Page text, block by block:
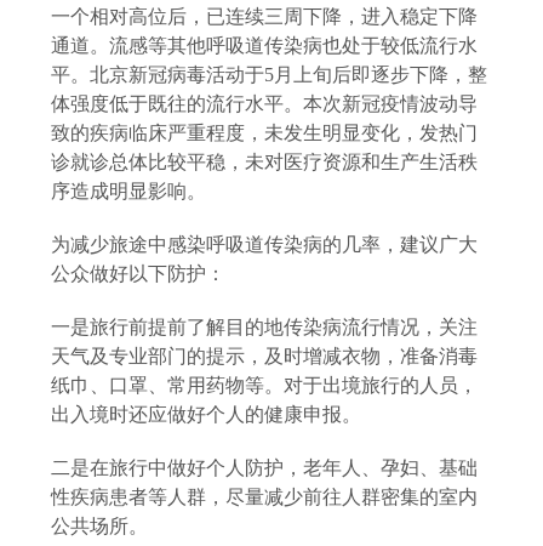
一个相对高位后，已连续三周下降，进入稳定下降
通道。流感等其他呼吸道传染病也处于较低流行水
平。北京新冠病毒活动于5月上旬后即逐步下降，整
体强度低于既往的流行水平。本次新冠疫情波动导
致的疾病临床严重程度，未发生明显变化，发热门
诊就诊总体比较平稳，未对医疗资源和生产生活秩
序造成明显影响。
为减少旅途中感染呼吸道传染病的几率，建议广大
公众做好以下防护：
一是旅行前提前了解目的地传染病流行情况，关注
天气及专业部门的提示，及时增减衣物，准备消毒
纸巾、口罩、常用药物等。对于出境旅行的人员，
出入境时还应做好个人的健康申报。
二是在旅行中做好个人防护，老年人、孕妇、基础
性疾病患者等人群，尽量减少前往人群密集的室内
公共场所。